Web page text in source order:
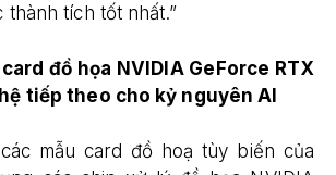
tích tốt nhất.”
đồ họa NVIDIA GeForce RTX
tiếp theo cho kỷ nguyên AI
mẫu card đồ hoạ tùy biến của